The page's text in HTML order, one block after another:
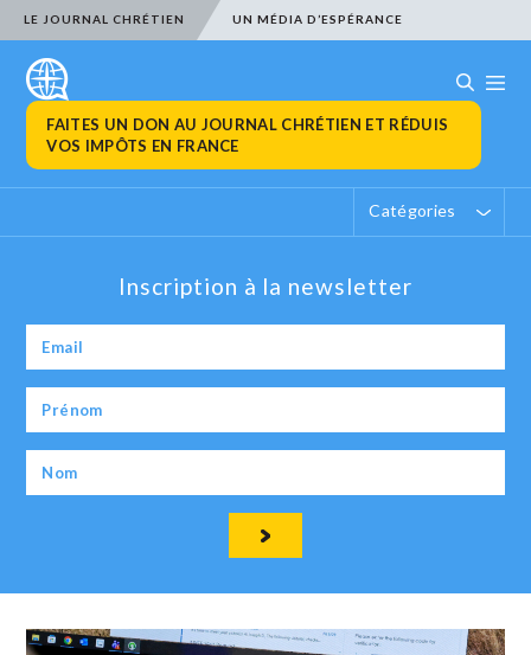
LE JOURNAL CHRÉTIEN UN MÉDIA D’ESPÉRANCE
FAITES UN DON AU JOURNAL CHRÉTIEN ET RÉDUIS
VOS IMPÔTS EN FRANCE
Catégories
Inscription à la newsletter